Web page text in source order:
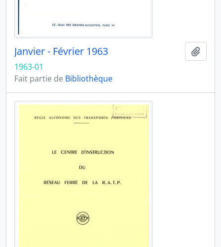
Janvier - Février 1963
1963-01
Fait partie de Bibliothèque